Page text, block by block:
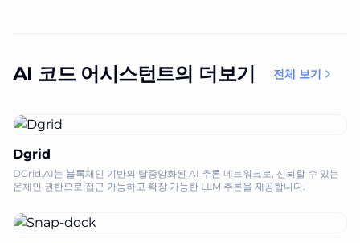
AI 코드 어시스턴트의 더보기 전체 보기
Dgrid
DGrid.AI는 블록체인 기반의 탈중앙화된 AI 추론 네트워크로, 신뢰할 수 있는
온체인 권한으로 접근 가능하고 확장 가능한 LLM 추론을 제공합니다.